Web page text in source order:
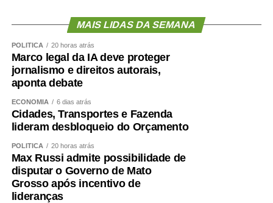
orçamentários de forma mais “qualitativa e equitativa”.
— Há muito a fazer, mas temos avanços. E boa parte
deles têm a ver com os incentivos que o Orçamento tem
feito — registrou Marina Chicaro.
Diretor de Monitoramento, Avaliação e Manutenção da
Educação Básica do Ministério da Educação, Valdoir
Pedro Wathier reconheceu que a questão das creches e
da educação infantil é um desafio para o país, desde a
quantidade e a localização das creches até a qualidade
do ensino ofertado para as crianças.
MAIS LIDAS DA SEMANA
POLÍTICA 20 horas atrás
Marco legal da IA deve proteger
jornalismo e direitos autorais,
aponta debate
ECONOMIA 6 dias atrás
Cidades, Transportes e Fazenda
lideram desbloqueio do Orçamento
POLÍTICA 20 horas atrás
Max Russi admite possibilidade de
disputar o Governo de Mato
Grosso após incentivo de
lideranças